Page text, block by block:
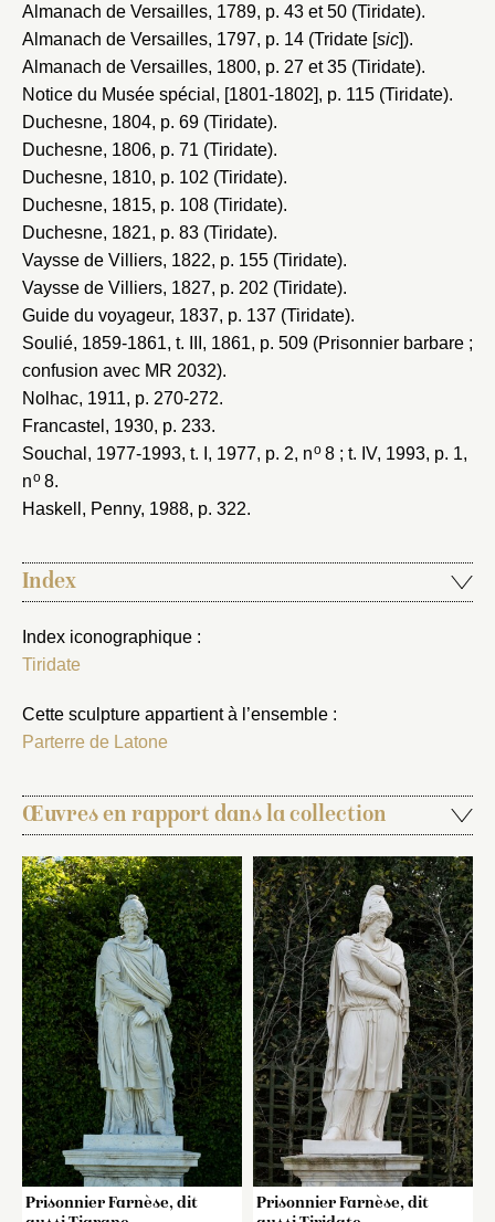
Almanach de Versailles, 1789, p. 43 et 50 (Tiridate).
Almanach de Versailles, 1797, p. 14 (Tridate [sic]).
Almanach de Versailles, 1800, p. 27 et 35 (Tiridate).
Notice du Musée spécial, [1801-1802], p. 115 (Tiridate).
Duchesne, 1804, p. 69 (Tiridate).
Duchesne, 1806, p. 71 (Tiridate).
Duchesne, 1810, p. 102 (Tiridate).
Duchesne, 1815, p. 108 (Tiridate).
Duchesne, 1821, p. 83 (Tiridate).
Vaysse de Villiers, 1822, p. 155 (Tiridate).
Vaysse de Villiers, 1827, p. 202 (Tiridate).
Guide du voyageur, 1837, p. 137 (Tiridate).
Soulié, 1859-1861, t. III, 1861, p. 509 (Prisonnier barbare ;
confusion avec MR 2032).
Nolhac, 1911, p. 270-272.
Francastel, 1930, p. 233.
Souchal, 1977-1993, t. I, 1977, p. 2, no8 ; t. IV, 1993, p. 1,
no8.
Haskell, Penny, 1988, p. 322.
Index
Index iconographique :
Tiridate
Cette sculpture appartient à l’ensemble :
Parterre de Latone
Œuvres en rapport dans la collection
Prisonnier Farnèse, dit
Prisonnier Farnèse, dit